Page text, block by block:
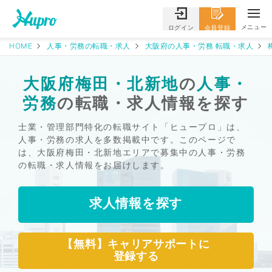
ログイン 会員登録 メニュー
HOME 人事・労務の転職・求人 大阪府の人事・労務 転職・求人
大阪府梅田・北新地の 人事・
労務の転職・求人情報を探す
士業・管理部門特化の転職サイト「ヒュープロ」は、
人事・労務の求人を多数掲載中です。このページで
は、大阪府梅田・北新地エリアで募集中の人事・労務
の転職・求人情報をお届けします。
求人情報を探す
【無料】キャリアサポートに
登録する